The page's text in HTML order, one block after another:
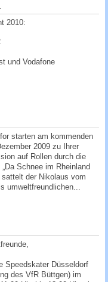
2010:
und Vodafone
starten am kommenden
2009 zu Ihrer
auf Rollen durch die
Schnee im Rheinland
der Nikolaus vom
umweltfreundlichen...
Speedskater Düsseldorf
des VfR Büttgen) im